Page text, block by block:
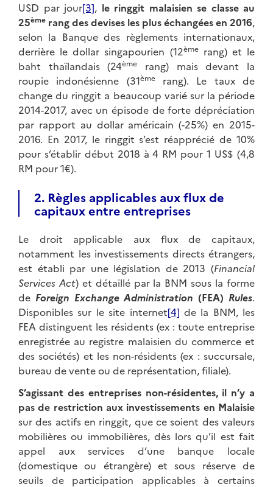
USD par jour[3], le ringgit malaisien se classe au
25ème rang des devises les plus échangées en 2016,
selon la Banque des règlements internationaux,
derrière le dollar singapourien (12èmerang) et le
baht thaïlandais (24ème
rang) mais devant la
roupie indonésienne (31èmerang). Le taux de
change du ringgit a beaucoup varié sur la période
2014-2017, avec un épisode de forte dépréciation
par rapport au dollar américain (-25%) en 2015-
2016. En 2017, le ringgit s’est réapprécié de 10%
pour s’établir début 2018 à 4 RM pour 1 US$ (4,8
RM pour 1€).
2. Règles applicables aux flux de
capitaux entre entreprises
Le droit applicable aux flux de capitaux,
notamment les investissements directs étrangers,
est établi par une législation de 2013 (Financial
Services Act) et détaillé par la BNM sous la forme
de Foreign Exchange Administration (FEA) Rules.
Disponibles sur le site internet[4] de la BNM, les
FEA distinguent les résidents (ex : toute entreprise
enregistrée au registre malaisien du commerce et
des sociétés) et les non-résidents (ex : succursale,
bureau de vente ou de représentation, filiale).
S’agissant des entreprises non-résidentes, il n’y a
pas de restriction aux investissements en Malaisie
sur des actifs en ringgit, que ce soient des valeurs
mobilières ou immobilières, dès lors qu’il est fait
appel aux services d’une banque locale
(domestique ou étrangère) et sous réserve de
seuils de participation applicables à certains